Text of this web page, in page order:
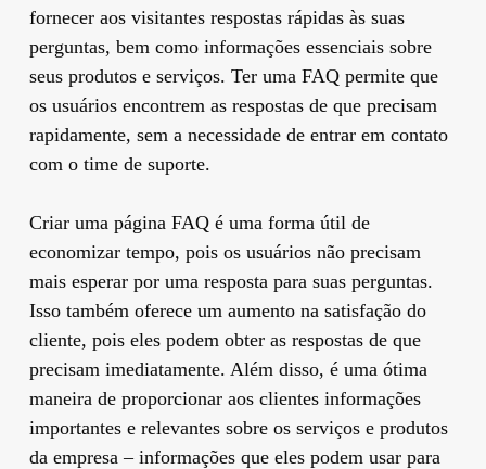
fornecer aos visitantes respostas rápidas às suas
perguntas, bem como informações essenciais sobre
seus produtos e serviços. Ter uma FAQ permite que
os usuários encontrem as respostas de que precisam
rapidamente, sem a necessidade de entrar em contato
com o time de suporte.
Criar uma página FAQ é uma forma útil de
economizar tempo, pois os usuários não precisam
mais esperar por uma resposta para suas perguntas.
Isso também oferece um aumento na satisfação do
cliente, pois eles podem obter as respostas de que
precisam imediatamente. Além disso, é uma ótima
maneira de proporcionar aos clientes informações
importantes e relevantes sobre os serviços e produtos
da empresa – informações que eles podem usar para